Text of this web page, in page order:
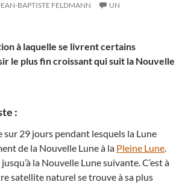
BAPTISTE FELDMANN
UN
à laquelle se livrent certains
le plus fin croissant qui suit la Nouvelle
:
sur 29 jours pendant lesquels la Lune
de la Nouvelle Lune à la Pleine Lune.
la Nouvelle Lune suivante. C’est à
satellite naturel se trouve à sa plus